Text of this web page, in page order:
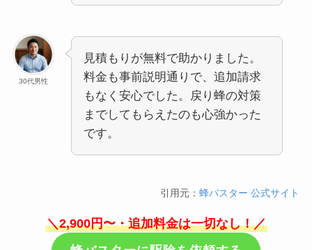
30代男性
見積もりが無料で助かりました。
料金も事前説明通りで、追加請求
もなく安心でした。戻り蜂の対策
までしてもらえたのも心強かった
です。
引用元：蜂バスター 公式サイト
＼2,900円〜・追加料金は一切なし！／